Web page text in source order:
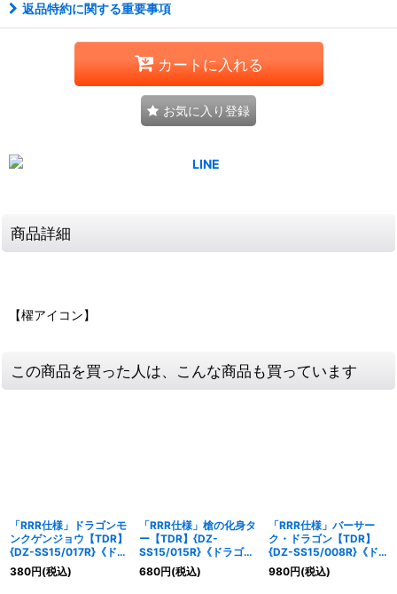
返品特約に関する重要事項
カートに入れる
お気に入り登録
商品詳細
【櫂アイコン】
この商品を買った人は、こんな商品も買っています
「RRR仕様」ドラゴンモ
ンクゲンジョウ【TDR】
{DZ-SS15/017R}《ドラ
ゴンエンパイア》
380円(税込)
「RRR仕様」槍の化身タ
ー【TDR】{DZ-
SS15/015R}《ドラゴン
エンパイア》
680円(税込)
「RRR仕様」バーサー
ク・ドラゴン【TDR】
{DZ-SS15/008R}《ド
ラゴンエンパイア》
980円(税込)